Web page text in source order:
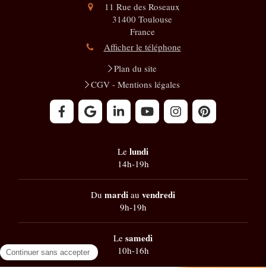
11 Rue des Roseaux
31400 Toulouse
France
Afficher le téléphone
Plan du site
CGV - Mentions légales
Le lundi
14h-19h
Du mardi au vendredi
9h-19h
Le samedi
10h-16h